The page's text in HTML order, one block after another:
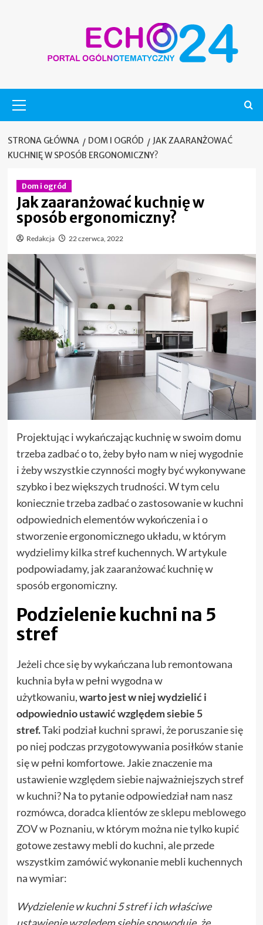
główne
STRONA GŁÓWNA DOM I OGRÓD
JAK ZAARANŻOWAĆ
KUCHNIĘ W SPOSÓB ERGONOMICZNY?
Dom i ogród
Jak zaaranżować kuchnię w
sposób ergonomiczny?
Redakcja 22 czerwca, 2022
Projektując i wykańczając kuchnię w swoim domu
trzeba zadbać o to, żeby było nam w niej wygodnie
i żeby wszystkie czynności mogły być wykonywane
szybko i bez większych trudności. W tym celu
koniecznie trzeba zadbać o zastosowanie w kuchni
odpowiednich elementów wykończenia i o
stworzenie ergonomicznego układu, w którym
wydzielimy kilka stref kuchennych. W artykule
podpowiadamy, jak zaaranżować kuchnię w
sposób ergonomiczny.
Podzielenie kuchni na 5
stref
Jeżeli chce się by wykańczana lub remontowana
kuchnia była w pełni wygodna w
użytkowaniu,warto jest w niej wydzielić i
odpowiednio ustawić względem siebie 5
stref.Taki podział kuchni sprawi, że poruszanie się
po niej podczas przygotowywania posiłków stanie
się w pełni komfortowe. Jakie znaczenie ma
ustawienie względem siebie najważniejszych stref
w kuchni? Na to pytanie odpowiedział nam nasz
rozmówca, doradca klientów zesklepu meblowego
ZOV w Poznaniu, w którym można nie tylko kupić
gotowe zestawy mebli do kuchni, ale przede
wszystkim zamówić wykonanie mebli kuchennych
na wymiar:
Wydzielenie w kuchni 5 stref i ich właściwe